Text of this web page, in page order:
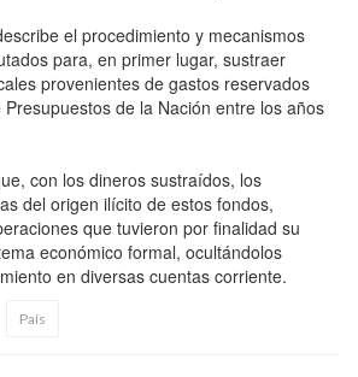
el procedimiento y mecanismos
para, en primer lugar, sustraer
provenientes de gastos reservados
de la Nación entre los años
con los dineros sustraídos, los
del origen ilícito de estos fondos,
que tuvieron por finalidad su
económico formal, ocultándolos
en diversas cuentas corriente.
País